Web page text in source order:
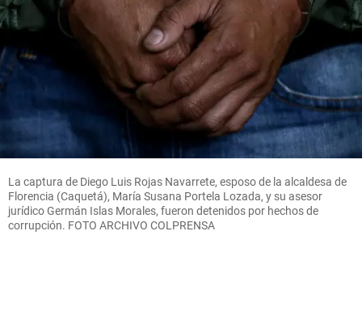
La captura de Diego Luis Rojas Navarrete, esposo de la alcaldesa de
Florencia (Caquetá), María Susana Portela Lozada, y su asesor
jurídico Germán Islas Morales, fueron detenidos por hechos de
corrupción. FOTO ARCHIVO COLPRENSA